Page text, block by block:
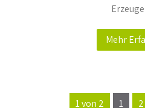
Mehr
1 von 2 1 2